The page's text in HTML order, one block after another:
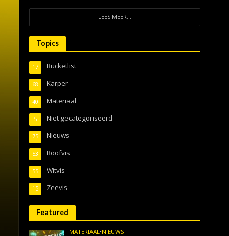
LEES MEER...
Topics
Bucketlist
17
Karper
68
Materiaal
40
Niet gecategoriseerd
5
Nieuws
75
Roofvis
53
Witvis
55
Zeevis
15
Featured
MATERIAAL •NIEUWS